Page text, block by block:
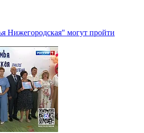
Нижегородская" могут пройти